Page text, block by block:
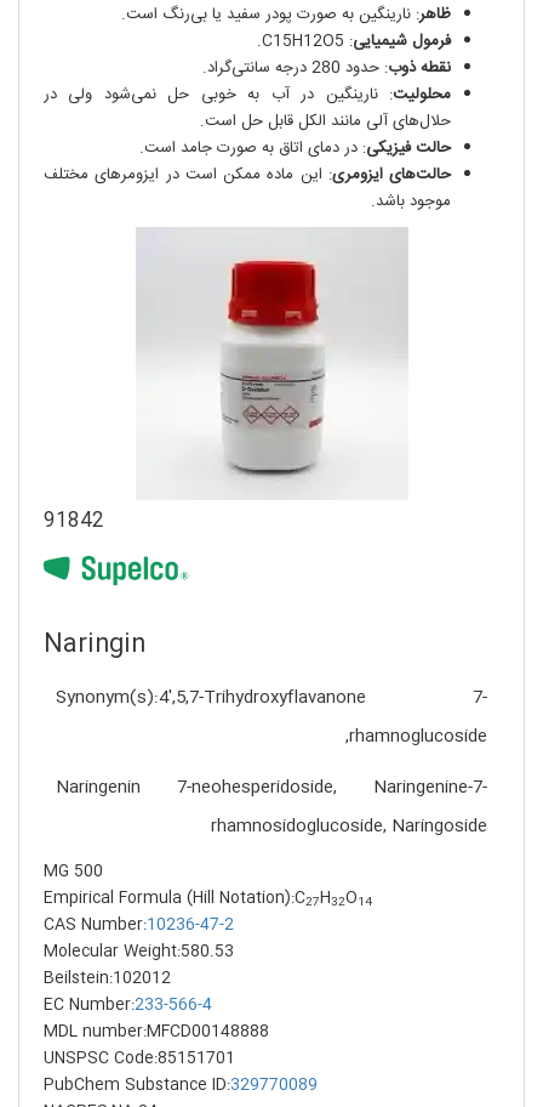
ظاهر: نارینگین به صورت پودر سفید یا بی‌رنگ است.
فرمول شیمیایی: C15H12O5.
نقطه ذوب: حدود 280 درجه سانتی‌گراد.
محلولیت: نارینگین در آب به خوبی حل نمی‌شود ولی در
حلال‌های آلی مانند الکل قابل حل است.
حالت فیزیکی: در دمای اتاق به صورت جامد است.
حالت‌های ایزومری: این ماده ممکن است در ایزومرهای مختلف
موجود باشد.
91842
Naringin
Synonym(s):4′,5,7-Trihydroxyflavanone 7-
rhamnoglucoside,
Naringenin 7-neohesperidoside, Naringenine-7-
rhamnosidoglucoside, Naringoside
500 MG
Empirical Formula (Hill Notation):C27H32O14
CAS Number:10236-47-2
Molecular Weight:580.53
Beilstein:102012
EC Number:233-566-4
MDL number:MFCD00148888
UNSPSC Code:85151701
PubChem Substance ID:329770089